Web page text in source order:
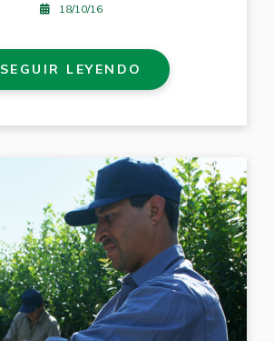
18/10/16
SEGUIR LEYENDO